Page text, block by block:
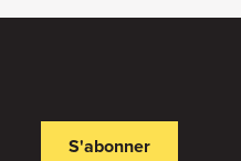
S'abonner